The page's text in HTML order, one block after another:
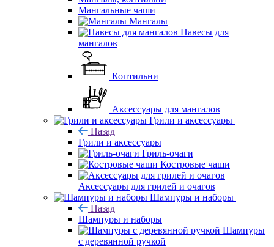
Мангальные чаши
Мангалы
Навесы для
мангалов
Коптильни
Аксессуары для мангалов
Грили и аксессуары
Назад
Грили и аксессуары
Гриль-очаги
Костровые чаши
Аксессуары для грилей и очагов
Шампуры и наборы
Назад
Шампуры и наборы
Шампуры
с деревянной ручкой